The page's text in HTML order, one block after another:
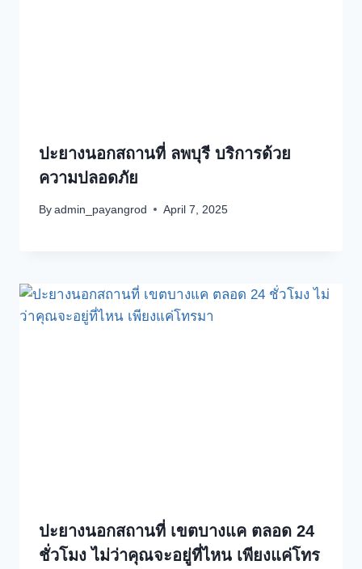
ปะยางนอกสถานที่ ลพบุรี บริการด้วย
ความปลอดภัย
By admin_payangrod April 7, 2025
ปะยางนอกสถานที่ เขตบางแค ตลอด 24
ชั่วโมง ไม่ว่าคุณจะอยู่ที่ไหน เพียงแค่โทร